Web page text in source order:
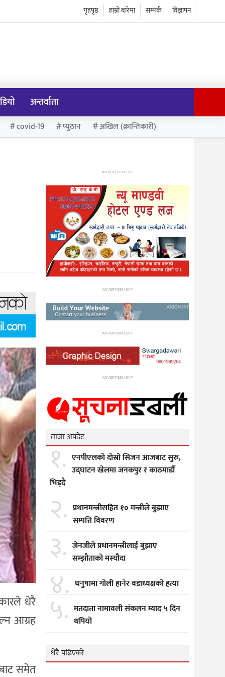
विज्ञापन
सम्पर्क
हाम्रो बारेमा
गृहपृष्ठ
अन्तर्वाता
covid-19 प्युठान अखिल (क्रान्तिकारी)
धेरै
आग्रह
समेत
ADVERTISEMENT
ADVERTISEMENT
ADVERTISEMENT
ADVERTISEMENT
ताजा अपडेट
१. एनपीएलको दोस्रो सिजन आजबाट सुरु,
उद्घाटन खेलमा जनकपुर र काठमाडौँ
भिड्दै
२. प्रधानमन्त्रीसहित १० मन्त्रीले बुझाए
सम्पत्ति विवरण
३. जेनजीले प्रधानमन्त्रीलाई बुझाए
सम्झाैताकाे मस्याैदा
४. धनुषामा गोली हानेर वडाध्यक्षको हत्या
५. मतदाता नामावली संकलन म्याद ५ दिन
थपियो
धेरै पढिएको